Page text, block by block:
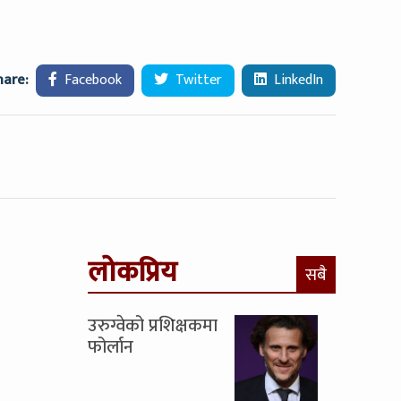
Facebook Twitter LinkedIn
लोकप्रिय सबै
उरुग्वेको प्रशिक्षकमा
फोर्लान